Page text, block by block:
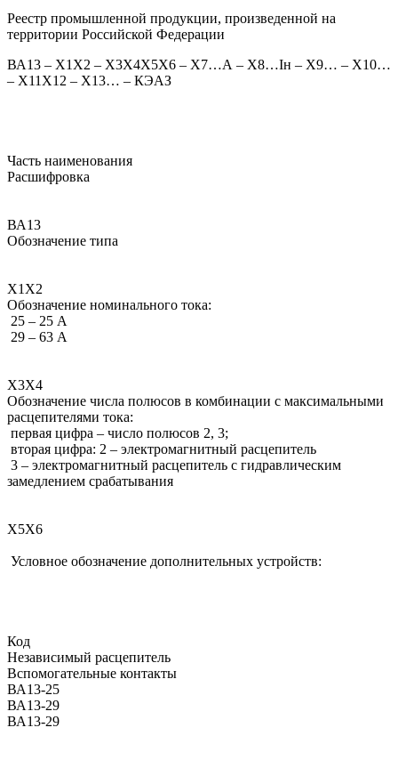
Реестр промышленной продукции, произведенной на
территории Российской Федерации
ВА13 – Х1Х2 – Х3Х4Х5Х6 – Х7…А – Х8…Iн – Х9… – Х10…
– Х11Х12 – Х13… – КЭАЗ
Часть наименования
Расшифровка
ВА13
Обозначение типа
Х1Х2
Обозначение номинального тока:
25 – 25 А
29 – 63 А
Х3Х4
Обозначение числа полюсов в комбинации с максимальными
расцепителями тока:
первая цифра – число полюсов 2, 3;
вторая цифра: 2 – электромагнитный расцепитель
3 – электромагнитный расцепитель с гидравлическим
замедлением срабатывания
Х5Х6
Условное обозначение дополнительных устройств:
Код
Независимый расцепитель
Вспомогательные контакты
ВА13-25
ВА13-29
ВА13-29